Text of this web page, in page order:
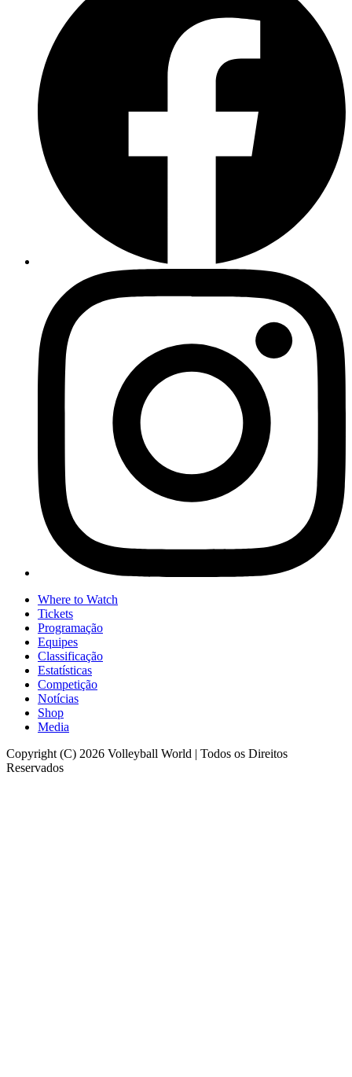
Where to Watch
Tickets
Programação
Equipes
Classificação
Estatísticas
Competição
Notícias
Shop
Media
Copyright (C) 2026 Volleyball World | Todos os Direitos
Reservados